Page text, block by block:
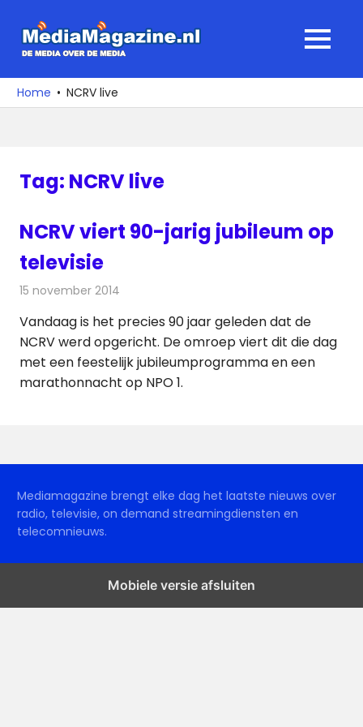
naar
media
over
MENU
Home NCRV live
Tag: NCRV live
NCRV viert 90-jarig jubileum op
televisie
15 november 2014
Vandaag is het precies 90 jaar geleden dat de
NCRV werd opgericht. De omroep viert dit die dag
met een feestelijk jubileumprogramma en een
marathonnacht op NPO 1.
Mediamagazine brengt elke dag het laatste nieuws over
radio, televisie, on demand streamingdiensten en
telecomnieuws.
Mobiele versie afsluiten